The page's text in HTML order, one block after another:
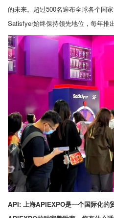
的未来。超过500名遍布全球各个国
Satisfyer始终保持领先地位，每年推
API: 上海APIEXPO是一个国际化的